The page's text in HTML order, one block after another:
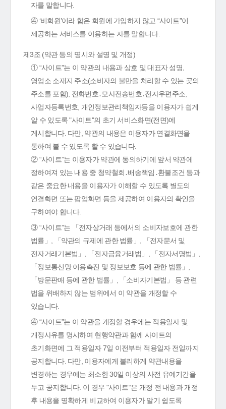
자를 말합니다.
④ ‘비회원’이라 함은 회원에 가입하지 않고 “사이트”이
제공하는 서비스를 이용하는 자를 말합니다.
제3조 (약관 등의 명시와 설명 및 개정)
① “사이트”는 이 약관의 내용과 상호 및 대표자 성명,
영업소 소재지 주소(소비자의 불만을 처리할 수 있는 곳의
주소를 포함), 전화번호․모사전송번호․전자우편주소,
사업자등록번호, 개인정보관리책임자등을 이용자가 쉽게
알 수 있도록 "사이트"의 초기 서비스화면(전면)에
게시합니다. 다만, 약관의 내용은 이용자가 연결화면을
통하여 볼 수 있도록 할 수 있습니다.
② “사이트”는 이용자가 약관에 동의하기에 앞서 약관에
정하여져 있는 내용 중 청약철회․배송책임․환불조건 등과
같은 중요한 내용을 이용자가 이해할 수 있도록 별도의
연결화면 또는 팝업화면 등을 제공하여 이용자의 확인을
구하여야 합니다.
③ “사이트”는 「전자상거래 등에서의 소비자보호에 관한
법률」, 「약관의 규제에 관한 법률」, 「전자문서 및
전자거래기본법」, 「전자금융거래법」, 「전자서명법」,
「정보통신망 이용촉진 및 정보보호 등에 관한 법률」,
「방문판매 등에 관한 법률」, 「소비자기본법」 등 관련
법을 위배하지 않는 범위에서 이 약관을 개정할 수
있습니다.
④ “사이트”는 이 약관을 개정할 경우에는 적용일자 및
개정사유를 명시하여 현행약관과 함께 사이트의
초기화면에 그 적용일자 7일 이전부터 적용일자 전일까지
공지합니다. 다만, 이용자에게 불리하게 약관내용을
변경하는 경우에는 최소한 30일 이상의 사전 유예기간을
두고 공지합니다. 이 경우 "사이트“은 개정 전 내용과 개정
후 내용을 명확하게 비교하여 이용자가 알기 쉽도록